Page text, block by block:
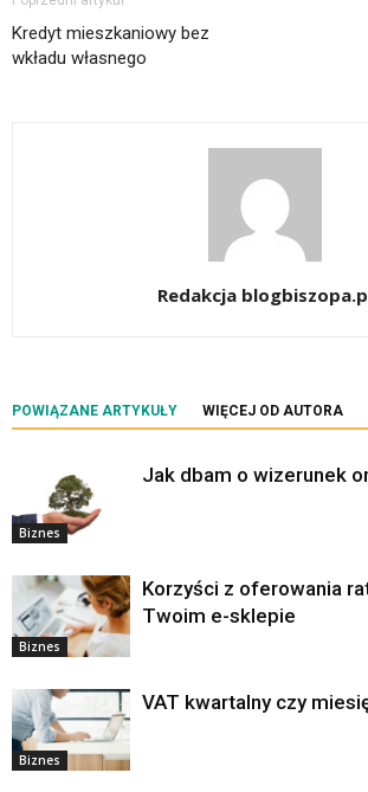
Kredyt mieszkaniowy bez
wkładu własnego
Redakcja
POWIĄZANE ARTYKUŁY WIĘCEJ OD AUTORA
Biznes
Jak dbam o wizerunek
Biznes
Korzyści z oferowania
Twoim e-sklepie
Biznes
VAT kwartalny czy